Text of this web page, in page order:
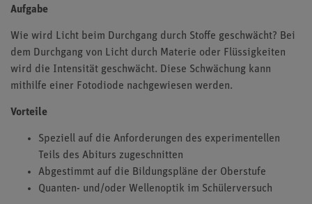
Aufgabe
Wie wird Licht beim Durchgang durch Stoffe geschwächt? Bei
dem Durchgang von Licht durch Materie oder Flüssigkeiten
wird die Intensität geschwächt. Diese Schwächung kann
mithilfe einer Fotodiode nachgewiesen werden.
Vorteile
Speziell auf die Anforderungen des experimentellen
Teils des Abiturs zugeschnitten
Abgestimmt auf die Bildungspläne der Oberstufe
Quanten- und/oder Wellenoptik im Schülerversuch